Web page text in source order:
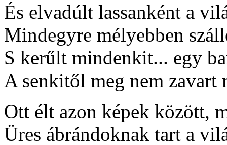
És elvadúlt lassanként a
Mindegyre mélyebben
S kerűlt mindenkit... egy
A senkitől meg nem zavart
Ott élt azon képek között,
Üres ábrándoknak tart a